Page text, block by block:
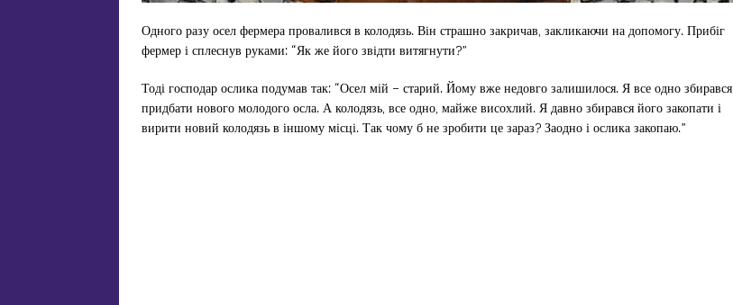
Одного разу осел фермера провалився в колодязь. Він страшно закричав, закликаючи на допомогу. Прибіг
фермер і сплеснув руками: “Як же його звідти витягнути?”
Тоді господар ослика подумав так: “Осел мій – старий. Йому вже недовго залишилося. Я все одно збирався
придбати нового молодого осла. А колодязь, все одно, майже висохлий. Я давно збирався його закопати і
вирити новий колодязь в іншому місці. Так чому б не зробити це зараз? Заодно і ослика закопаю.”